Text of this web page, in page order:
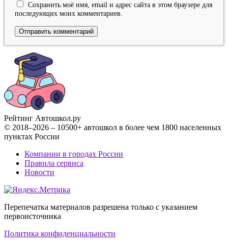
Сохранить моё имя, email и адрес сайта в этом браузере для
последующих моих комментариев.
Рейтинг Автошкол.ру
© 2018–2026 – 10500+ автошкол в более чем 1800 населенных
пунктах России
Компании в городах России
Правила сервиса
Новости
Перепечатка материалов разрешена только с указанием
первоисточника
Политика конфиденциальности